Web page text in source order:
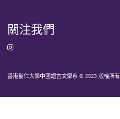
關注我們
香港樹仁大學中國語言文學系 © 2023 版權所有